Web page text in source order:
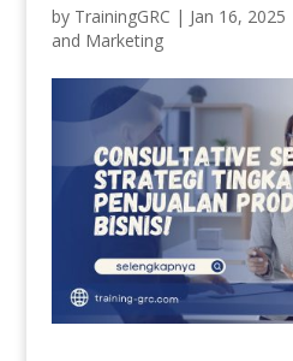
by TrainingGRC | Jan 16, 2025
and Marketing